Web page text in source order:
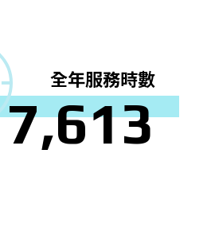
全年服務時數
7,613